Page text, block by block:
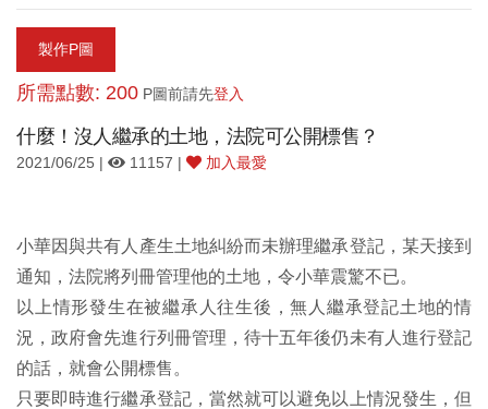
製作P圖
所需點數: 200 P圖前請先登入
什麼！沒人繼承的土地，法院可公開標售？
2021/06/25 | 11157 | 加入最愛
小華因與共有人產生土地糾紛而未辦理繼承登記，某天接到
通知，法院將列冊管理他的土地，令小華震驚不已。
以上情形發生在被繼承人往生後，無人繼承登記土地的情
況，政府會先進行列冊管理，待十五年後仍未有人進行登記
的話，就會公開標售。
只要即時進行繼承登記，當然就可以避免以上情況發生，但